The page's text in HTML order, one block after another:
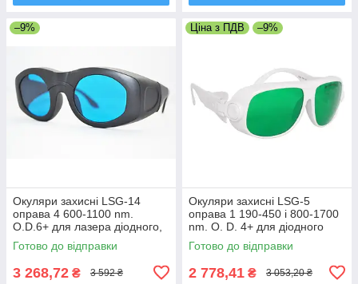
–9%
Окуляри захисні LSG-14
оправа 4 600-1100 nm.
O.D.6+ для лазера діодного,
александрит, рубінового,
неод
Готово до відправки
3 268,72 ₴ 3 592 ₴
Ціна з ПДВ –9%
Окуляри захисні LSG-5
оправа 1 190-450 і 800-1700
nm. O. D. 4+ для діодного
лазера, неодимового
Готово до відправки
2 778,41 ₴ 3 053,20 ₴